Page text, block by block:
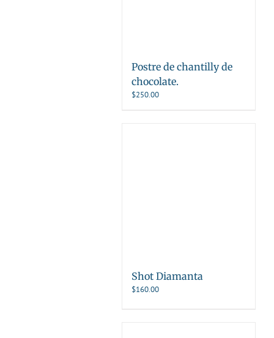
Postre de chantilly de
chocolate.
$250.00
Shot Diamanta
$160.00